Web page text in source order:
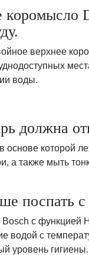
коромысло
верхнее
воды.
должна
основе которой
а также мыть
поспать
с функцией
водой с
уровень гигиены.